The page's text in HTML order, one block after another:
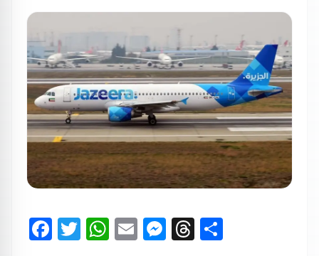
Facebook
Twitter
WhatsApp
EmailMessenger
Threads